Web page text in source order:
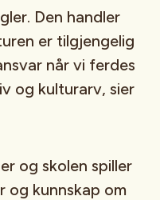
Den handler
er tilgjengelig
når vi ferdes
og kulturarv, sier
og skolen spiller
og kunnskap om